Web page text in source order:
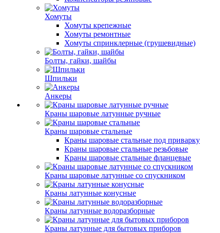
Хомуты
Хомуты крепежные
Хомуты ремонтные
Хомуты спринклерные (грушевидные)
Болты, гайки, шайбы
Шпильки
Анкеры
Краны шаровые латунные ручные
Краны шаровые стальные
Краны шаровые стальные под приварку
Краны шаровые стальные резьбовые
Краны шаровые стальные фланцевые
Краны шаровые латунные со спускником
Краны латунные конусные
Краны латунные водоразборные
Краны латунные для бытовых приборов